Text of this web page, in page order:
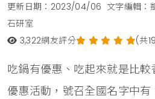
更新日期：2023/04/06 文字編輯：
石研室
3,322網友評分 (共
吃鍋有優惠、吃起來就是比
優惠活動，號召全國名字中